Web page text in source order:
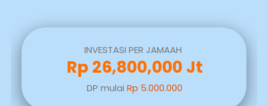
INVESTASI PER JAMAAH
Rp 26,800,000 Jt
DP mulai Rp 5.000.000